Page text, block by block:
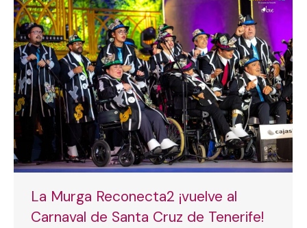
La Murga Reconecta2 ¡vuelve al
Carnaval de Santa Cruz de Tenerife!